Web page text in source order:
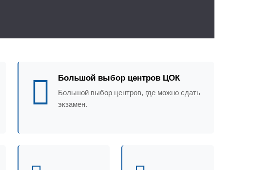
Большой выбор центров ЦОК
Большой выбор центров, где можно сдать
экзамен.